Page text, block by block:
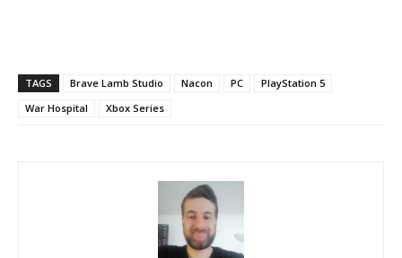
TAGS Brave Lamb Studio Nacon PC
PlayStation 5
War Hospital
Xbox Series